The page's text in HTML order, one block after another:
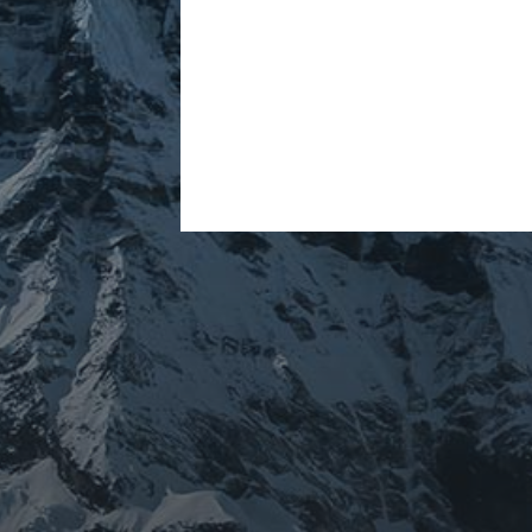
ARCHIVES
mars 2026
février 2026
décembre 2025
septembre 2024